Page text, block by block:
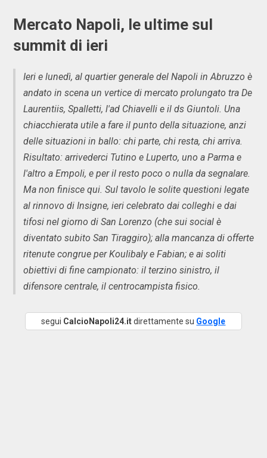
Mercato Napoli, le ultime sul
summit di ieri
Ieri e lunedì, al quartier generale del Napoli in Abruzzo è
andato in scena un vertice di mercato prolungato tra De
Laurentiis, Spalletti, l'ad Chiavelli e il ds Giuntoli. Una
chiacchierata utile a fare il punto della situazione, anzi
delle situazioni in ballo: chi parte, chi resta, chi arriva.
Risultato: arrivederci Tutino e Luperto, uno a Parma e
l'altro a Empoli, e per il resto poco o nulla da segnalare.
Ma non finisce qui. Sul tavolo le solite questioni legate
al rinnovo di Insigne, ieri celebrato dai colleghi e dai
tifosi nel giorno di San Lorenzo (che sui social è
diventato subito San Tiraggiro); alla mancanza di offerte
ritenute congrue per Koulibaly e Fabian; e ai soliti
obiettivi di fine campionato: il terzino sinistro, il
difensore centrale, il centrocampista fisico.
segui CalcioNapoli24.itdirettamente su Google